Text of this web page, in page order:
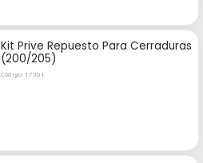
Kit Prive Repuesto Para Cerraduras
(200/205)
Código: 17301